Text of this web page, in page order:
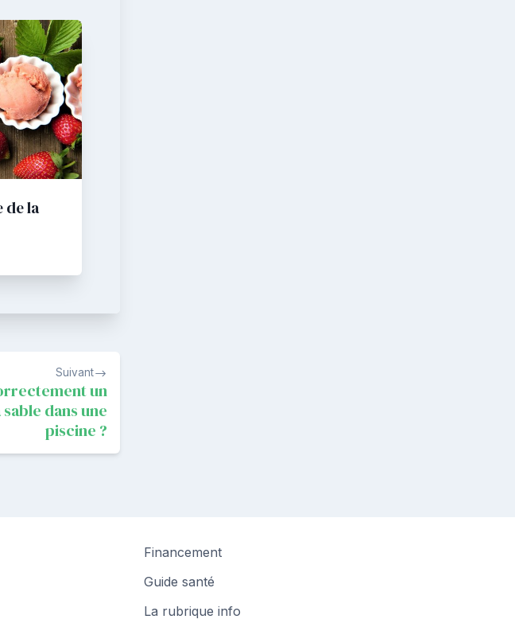
de la
Suivant
un
dans une
piscine ?
Financement
Guide santé
La rubrique info